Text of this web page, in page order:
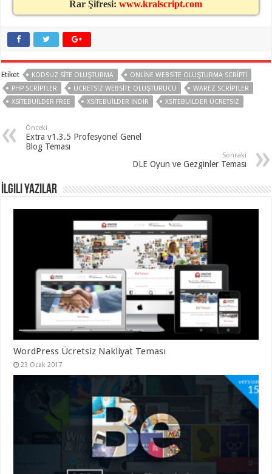
palyaço,
takipçi
hilesi,
takipçi
hilesi ,
instagram
takipçi
hilesi,
Rar Şifresi:www.kralscript.com
Etiket KODSUZ SITE OLUŞTURMA
ONLINE WEBSITE OLUŞTURMA SCRIPTI
PHP SCRIPTLER
ÜCRETSIZ WEBSITE OLUŞTURUCU
WAREZ SCRIPTLER
XSITEBUILDER FREE
XSITEBUILDER INDIR XSITEBUILDER ÜCRETSIZ
Önceki
Extra v1.3.5 Profesyonel Genel
Blog Teması
Sonraki
DLE Oyun ve Gezginler Teması
İlgili Yazılar
WordPress Ücretsiz Nakliyat Teması
23 Ocak 2017